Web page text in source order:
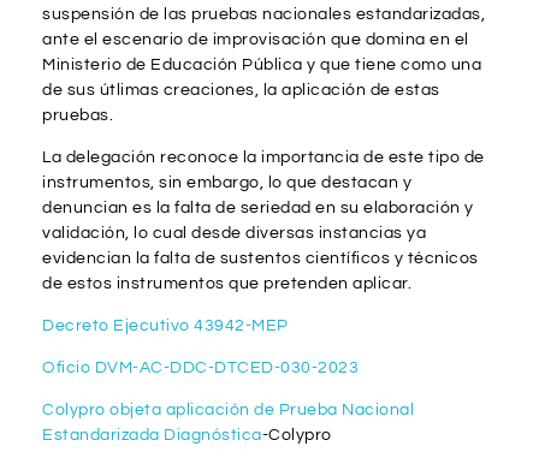
suspensión de las pruebas nacionales estandarizadas,
ante el escenario de improvisación que domina en el
Ministerio de Educación Pública y que tiene como una
de sus útlimas creaciones, la aplicación de estas
pruebas.
La delegación reconoce la importancia de este tipo de
instrumentos, sin embargo, lo que destacan y
denuncian es la falta de seriedad en su elaboración y
validación, lo cual desde diversas instancias ya
evidencian la falta de sustentos científicos y técnicos
de estos instrumentos que pretenden aplicar.
Decreto Ejecutivo 43942-MEP
Oficio DVM-AC-DDC-DTCED-030-2023
Colypro objeta aplicación de Prueba Nacional
Estandarizada Diagnóstica-Colypro